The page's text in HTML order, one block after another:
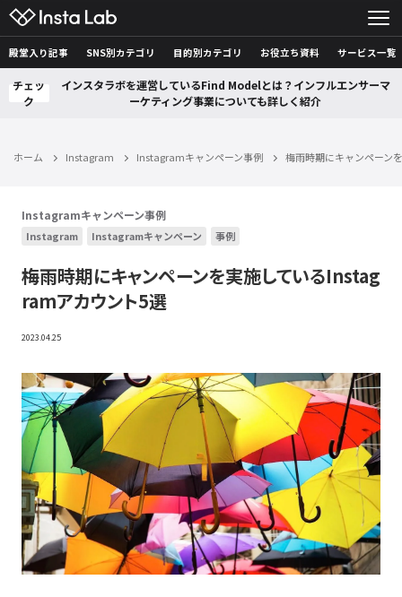
殿堂入り記事 SNS別カテゴリ 目的別カテゴリ お役立ち資料 サービス一覧
チェッ
ク
インスタラボを運営しているFind Modelとは？インフルエンサーマ
ーケティング事業についても詳しく紹介
ホーム Instagram Instagramキャンペーン事例 梅雨時期にキャンペーン
Instagramキャンペーン事例
Instagram Instagramキャンペーン 事例
梅雨時期にキャンペーンを実施しているInstag
ramアカウント5選
2023.04.25